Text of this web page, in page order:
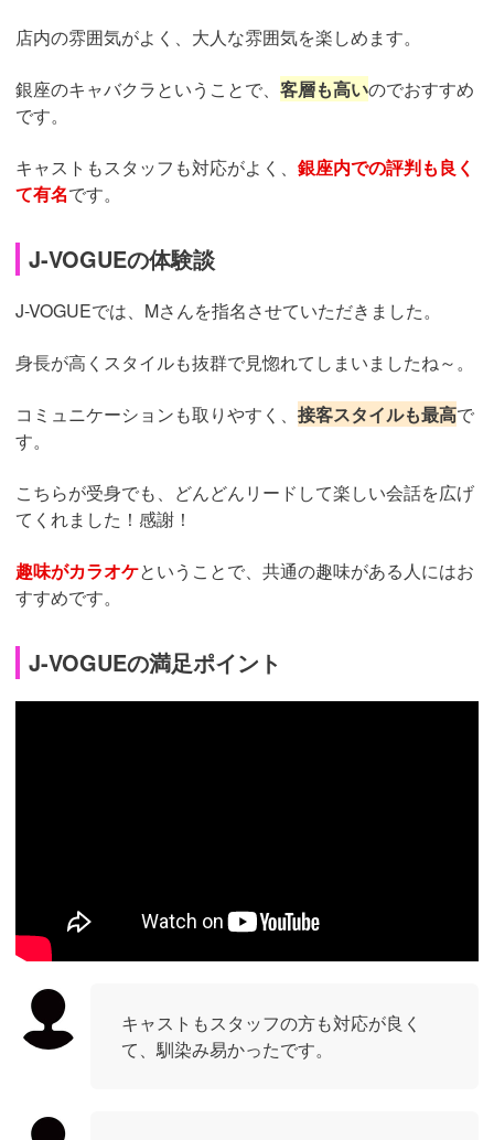
店内の雰囲気がよく、大人な雰囲気を楽しめます。
銀座のキャバクラということで、 客層も高いのでおすすめ
です。
キャストもスタッフも対応がよく、 銀座内での評判も良く
て有名です。
J-VOGUEの体験談
J-VOGUEでは、Mさんを指名させていただきました。
身長が高くスタイルも抜群で見惚れてしまいましたね～。
コミュニケーションも取りやすく、 接客スタイルも最高で
す。
こちらが受身でも、どんどんリードして楽しい会話を広げ
てくれました！感謝！
趣味がカラオケということで、共通の趣味がある人にはお
すすめです。
J-VOGUEの満足ポイント
キャストもスタッフの方も対応が良く
て、馴染み易かったです。